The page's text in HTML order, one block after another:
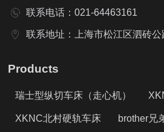
联系电话：021-64463161
联系地址：上海市松江区泗砖
Products
瑞士型纵切车床（走心机）
XKNC北村硬轨车床 brother兄